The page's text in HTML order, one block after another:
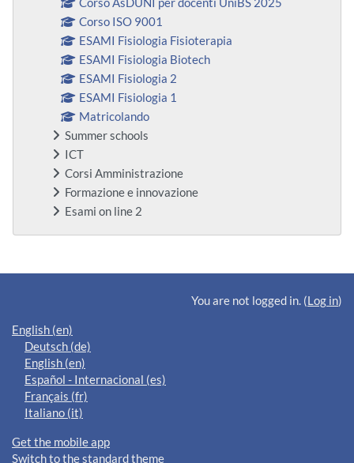
Corso AsDUNI per docenti UniBS 2025
Corso ISO 9001
ESAMI Fisiologia Fisioterapia
ESAMI Fisiologia Biotech
ESAMI Fisiologia 2
ESAMI Fisiologia 1
Matricolando
Summer schools
ICT
Corsi Amministrazione
Formazione e innovazione
Esami on line 2
Supplementary blocks
You are not logged in. (Log in)
English ‎(en)‎
Deutsch ‎(de)‎
English ‎(en)‎
Español - Internacional ‎(es)‎
Français ‎(fr)‎
Italiano ‎(it)‎
Get the mobile app
Switch to the standard theme